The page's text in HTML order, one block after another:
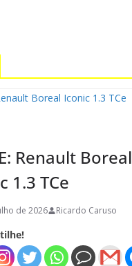
Renault Boreal
1.3 TCe
de 2026 Ricardo Caruso